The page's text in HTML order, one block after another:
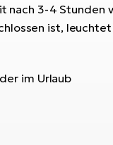
nach 3-4 Stunden
ist, leuchtet
im Urlaub